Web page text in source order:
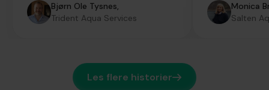
Bjørn Ole Tysnes,
Trident Aqua Services
Monica
Salten
Les flere historier